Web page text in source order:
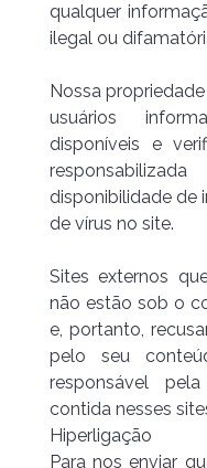
qualquer
ilegal ou
Nossa
usuários
disponíveis e
disponibilidade de
de vírus no site.
Sites externos
não estão sob o
e, portanto,
pelo seu
responsável
contida nesses
Hiperligação
Para nos enviar